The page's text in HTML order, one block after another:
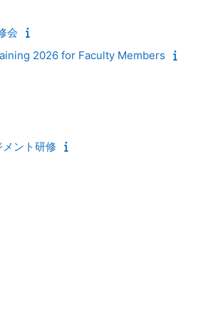
会
2026 for Faculty Members
ント研修